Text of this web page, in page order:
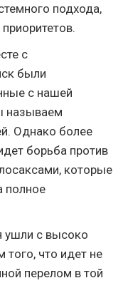
подхода,
с
были
с нашей
называем
Однако более
борьба против
которые
полное
ушли с высоко
того, что идет не
перелом в той